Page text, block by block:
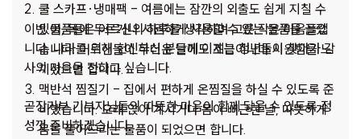
쿨 스카프·냉매팩 - 여름에는 잠깐의 외출도 쉽게 지칠 수
있어, 목에 두르거나 시원하게 사용할 수 있는 물품을 골랐
습니다. 어르신들이 무더운 날에도 조금이나마 시원함을 느
끼셨으면 합니다.
맥반석 찜질기 - 집에서 편하게 온찜질을 하실 수 있도록 준
비했습니다. 오래 앉아 계시거나 몸이 뻐근한 날, 따뜻하게
몸을 풀어드리는 물품이 되었으면 합니다.
이번 물품들은 어르신의 하루를 생각하며 고른 작은 마음들입
니다. 나라를 위해 헌신하신 분들께 이제는 청년들이 찾아가 감
사의 마음을 전하고 싶습니다.
곧장기부 기부자님들의 따뜻한 마음이 함께 닿을 수 있도록 정
성껏 준비하겠습니다.